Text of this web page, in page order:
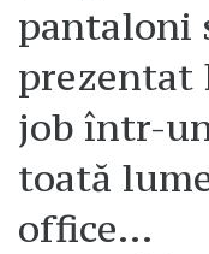
pantaloni
prezentat
job într-
toată
office…